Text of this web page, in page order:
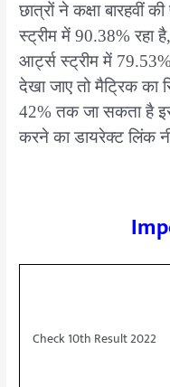
छात्रों ने कक्षा बारहवीं
स्ट्रीम में 90.38% रहा
आर्ट्स स्ट्रीम में 79.53%
देखा जाए तो मैट्रिक का
42% तक जा सकता है
करने का डायरेक्ट लिंक
Check 10th Result 2022